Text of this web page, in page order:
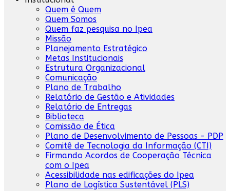
Quem é Quem
Quem Somos
Quem faz pesquisa no Ipea
Missão
Planejamento Estratégico
Metas Institucionais
Estrutura Organizacional
Comunicação
Plano de Trabalho
Relatório de Gestão e Atividades
Relatório de Entregas
Biblioteca
Comissão de Ética
Plano de Desenvolvimento de Pessoas - PDP
Comitê de Tecnologia da Informação (CTI)
Firmando Acordos de Cooperação Técnica
com o Ipea
Acessibilidade nas edificações do Ipea
Plano de Logística Sustentável (PLS)